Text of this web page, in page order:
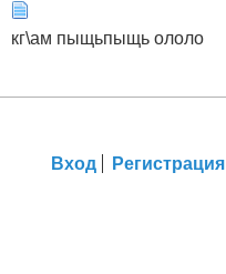
кг\ам пыщьпыщь ололо
Вход Регистрация